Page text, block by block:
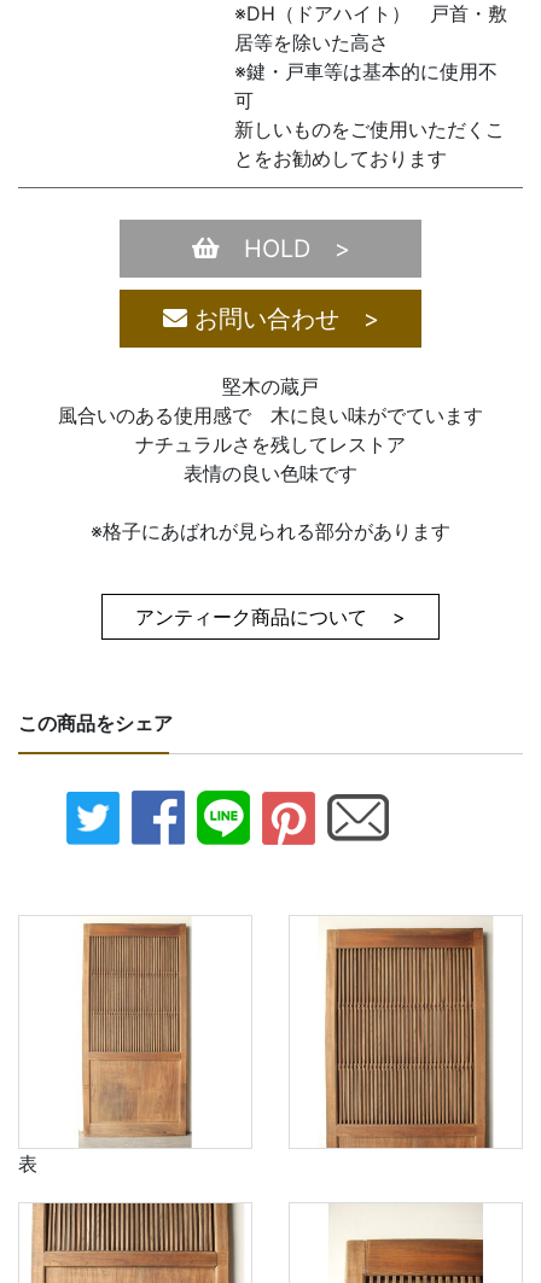
※DH（ドアハイト） 戸首・敷
居等を除いた高さ
※鍵・戸車等は基本的に使用不
可
新しいものをご使用いただくこ
とをお勧めしております
HOLD >
お問い合わせ >
堅木の蔵戸
風合いのある使用感で 木に良い味がでています
ナチュラルさを残してレストア
表情の良い色味です
※格子にあばれが見られる部分があります
アンティーク商品について >
この商品をシェア
表